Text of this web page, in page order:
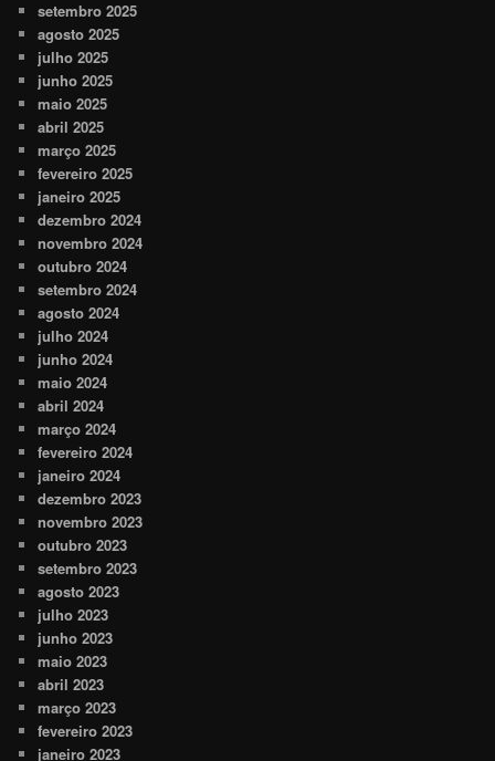
setembro 2025
agosto 2025
julho 2025
junho 2025
maio 2025
abril 2025
março 2025
fevereiro 2025
janeiro 2025
dezembro 2024
novembro 2024
outubro 2024
setembro 2024
agosto 2024
julho 2024
junho 2024
maio 2024
abril 2024
março 2024
fevereiro 2024
janeiro 2024
dezembro 2023
novembro 2023
outubro 2023
setembro 2023
agosto 2023
julho 2023
junho 2023
maio 2023
abril 2023
março 2023
fevereiro 2023
janeiro 2023